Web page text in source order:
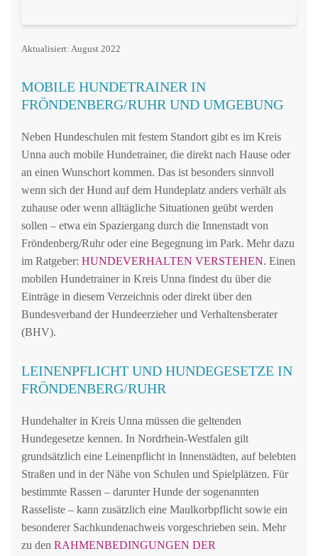
Aktualisiert: August 2022
MOBILE HUNDETRAINER IN
FRÖNDENBERG/RUHR UND UMGEBUNG
Neben Hundeschulen mit festem Standort gibt es im Kreis
Unna auch mobile Hundetrainer, die direkt nach Hause oder
an einen Wunschort kommen. Das ist besonders sinnvoll
wenn sich der Hund auf dem Hundeplatz anders verhält als
zuhause oder wenn alltägliche Situationen geübt werden
sollen – etwa ein Spaziergang durch die Innenstadt von
Fröndenberg/Ruhr oder eine Begegnung im Park. Mehr dazu
im Ratgeber: HUNDEVERHALTEN VERSTEHEN. Einen
mobilen Hundetrainer in Kreis Unna findest du über die
Einträge in diesem Verzeichnis oder direkt über den
Bundesverband der Hundeerzieher und Verhaltensberater
(BHV).
LEINENPFLICHT UND HUNDEGESETZE IN
FRÖNDENBERG/RUHR
Hundehalter in Kreis Unna müssen die geltenden
Hundegesetze kennen. In Nordrhein-Westfalen gilt
grundsätzlich eine Leinenpflicht in Innenstädten, auf belebten
Straßen und in der Nähe von Schulen und Spielplätzen. Für
bestimmte Rassen – darunter Hunde der sogenannten
Rasseliste – kann zusätzlich eine Maulkorbpflicht sowie ein
besonderer Sachkundenachweis vorgeschrieben sein. Mehr
zu den RAHMENBEDINGUNGEN DER